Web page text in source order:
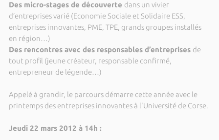
Des micro-stages de découverte dans un vivier
d’entreprises varié (Economie Sociale et Solidaire ESS,
entreprises innovantes, PME, TPE, grands groupes installés
en région…)
Des rencontres avec des responsables d’entreprises de
tout profil (jeune créateur, responsable confirmé,
entrepreneur de légende…)
Appelé à grandir, le parcours démarre cette année avec le
printemps des entreprises innovantes à l'Université de Corse.
Jeudi 22 mars 2012 à 14h :